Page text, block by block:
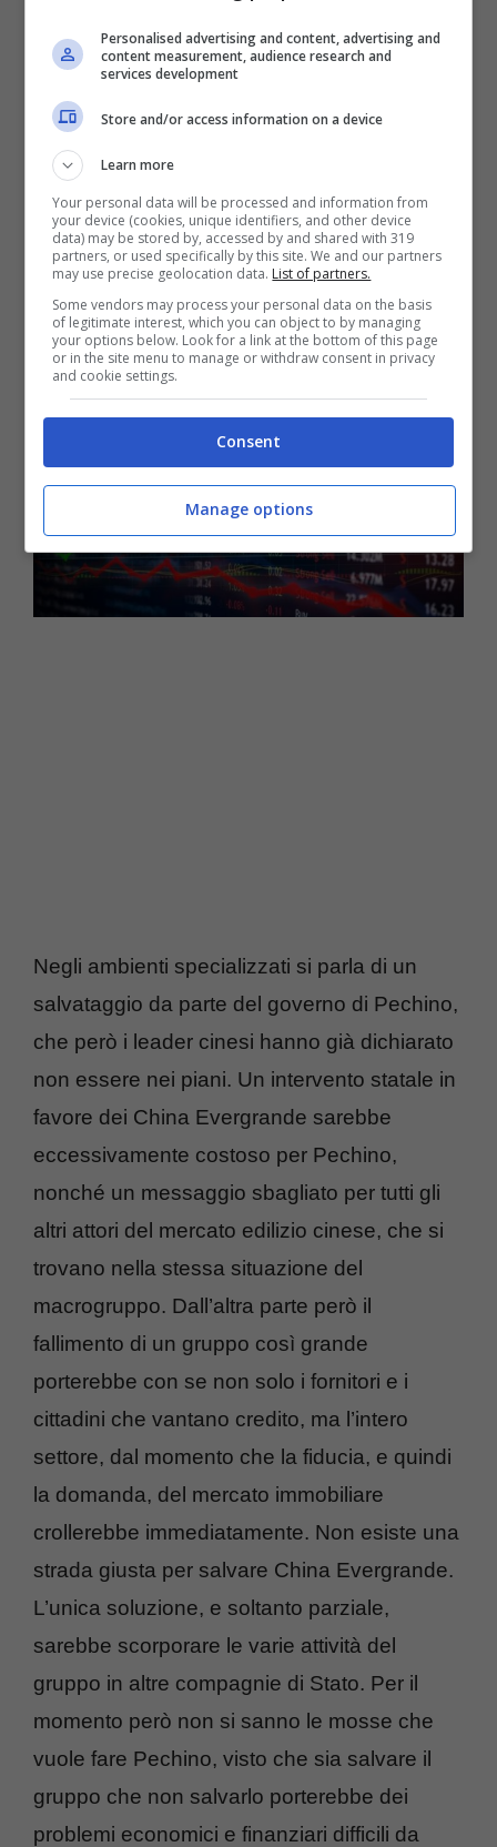
Leggi anche:Finanziamento della guerra
d’Etiopia e altre tasse: quanto ci
costerebbe oggi la benzina senza le
accise
Negli ambienti specializzati si parla di un
salvataggio da parte del governo di Pechino,
che però i leader cinesi hanno già dichiarato
non essere nei piani. Un intervento statale in
favore dei China Evergrande sarebbe
eccessivamente costoso per Pechino,
nonché un messaggio sbagliato per tutti gli
altri attori del mercato edilizio cinese, che si
trovano nella stessa situazione del
macrogruppo. Dall’altra parte però il
fallimento di un gruppo così grande
porterebbe con se non solo i fornitori e i
cittadini che vantano credito, ma l’intero
settore, dal momento che la fiducia, e quindi
la domanda, del mercato immobiliare
crollerebbe immediatamente. Non esiste una
strada giusta per salvare China Evergrande.
L’unica soluzione, e soltanto parziale,
sarebbe scorporare le varie attività del
gruppo in altre compagnie di Stato. Per il
momento però non si sanno le mosse che
vuole fare Pechino, visto che sia salvare il
gruppo che non salvarlo porterebbe dei
problemi economici e finanziari difficili da
Personalised advertising and content, advertising and
content measurement, audience research and
services development
Store and/or access information on a device
Learn more
Your personal data will be processed and information from
your device (cookies, unique identifiers, and other device
data) may be stored by, accessed by and shared with 319
partners, or used specifically by this site. We and our partners
may use precise geolocation data. List of partners.
Some vendors may process your personal data on the basis
of legitimate interest, which you can object to by managing
your options below. Look for a link at the bottom of this page
or in the site menu to manage or withdraw consent in privacy
and cookie settings.
Consent
Manage options